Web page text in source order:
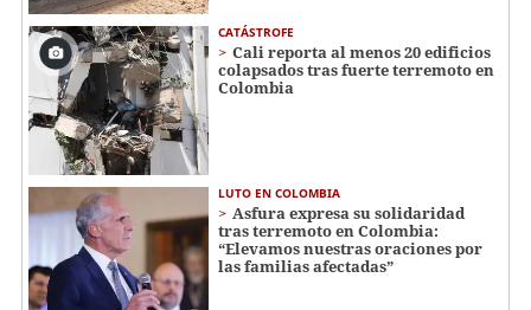
CATÁSTROFE
Cali reporta al menos 20 edificios
colapsados tras fuerte terremoto en
Colombia
LUTO EN COLOMBIA
Asfura expresa su solidaridad
tras terremoto en Colombia:
“Elevamos nuestras oraciones por
las familias afectadas”